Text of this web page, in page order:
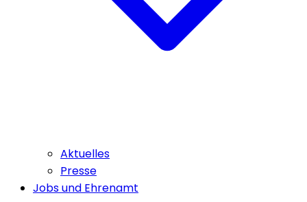
Aktuelles
Presse
Jobs und Ehrenamt